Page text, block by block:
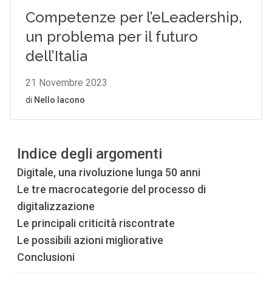
Indice degli argomenti
Digitale, una rivoluzione lunga 50 anni
Le tre macrocategorie del processo di
digitalizzazione
Le principali criticità riscontrate
Le possibili azioni migliorative
Conclusioni